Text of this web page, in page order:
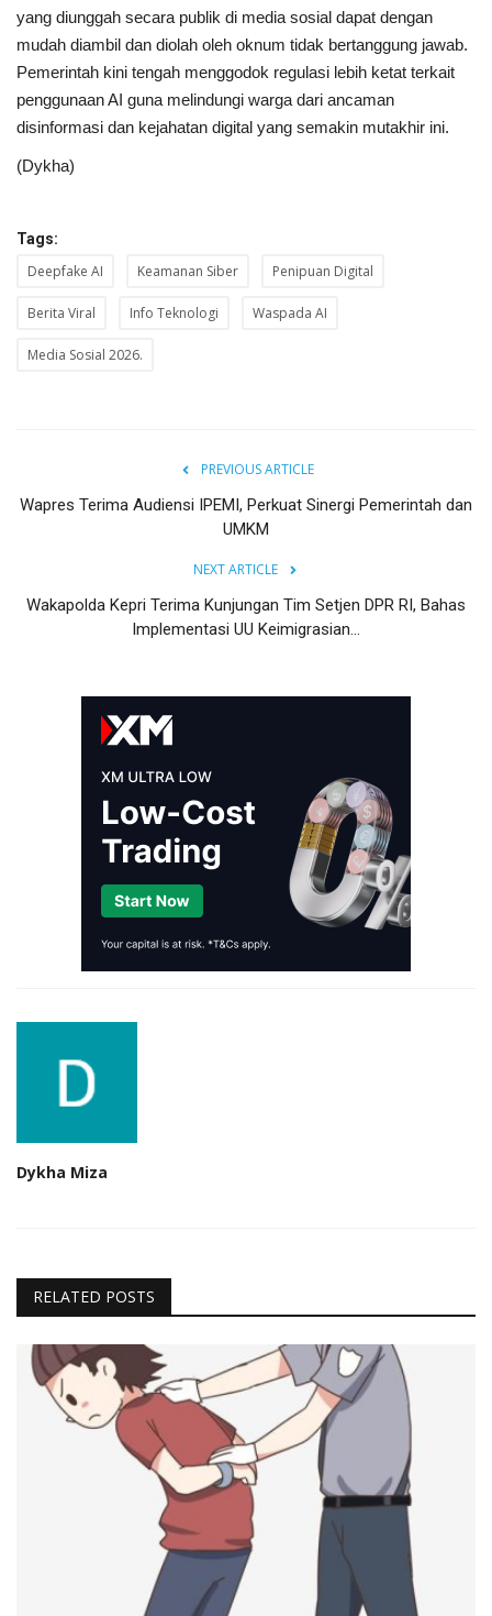
yang diunggah secara publik di media sosial dapat dengan
mudah diambil dan diolah oleh oknum tidak bertanggung jawab.
Pemerintah kini tengah menggodok regulasi lebih ketat terkait
penggunaan AI guna melindungi warga dari ancaman
disinformasi dan kejahatan digital yang semakin mutakhir ini.
(Dykha)
Tags:
Deepfake AI Keamanan Siber Penipuan Digital
Berita Viral Info Teknologi Waspada AI
Media Sosial 2026.
PREVIOUS ARTICLE
Wapres Terima Audiensi IPEMI, Perkuat Sinergi Pemerintah dan
UMKM
NEXT ARTICLE
Wakapolda Kepri Terima Kunjungan Tim Setjen DPR RI, Bahas
Implementasi UU Keimigrasian...
Dykha Miza
RELATED POSTS